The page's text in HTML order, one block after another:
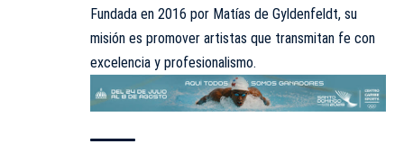
Fundada en 2016 por Matías de Gyldenfeldt, su
misión es promover artistas que transmitan fe con
excelencia y profesionalismo.